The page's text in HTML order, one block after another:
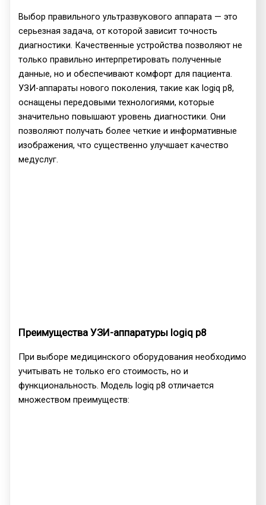
Выбор правильного ультразвукового аппарата — это
серьезная задача, от которой зависит точность
диагностики. Качественные устройства позволяют не
только правильно интерпретировать полученные
данные, но и обеспечивают комфорт для пациента.
УЗИ-аппараты нового поколения, такие как logiq p8,
оснащены передовыми технологиями, которые
значительно повышают уровень диагностики. Они
позволяют получать более четкие и информативные
изображения, что существенно улучшает качество
медуслуг.
Преимущества УЗИ-аппаратуры logiq p8
При выборе медицинского оборудования необходимо
учитывать не только его стоимость, но и
функциональность. Модель logiq p8 отличается
множеством преимуществ: